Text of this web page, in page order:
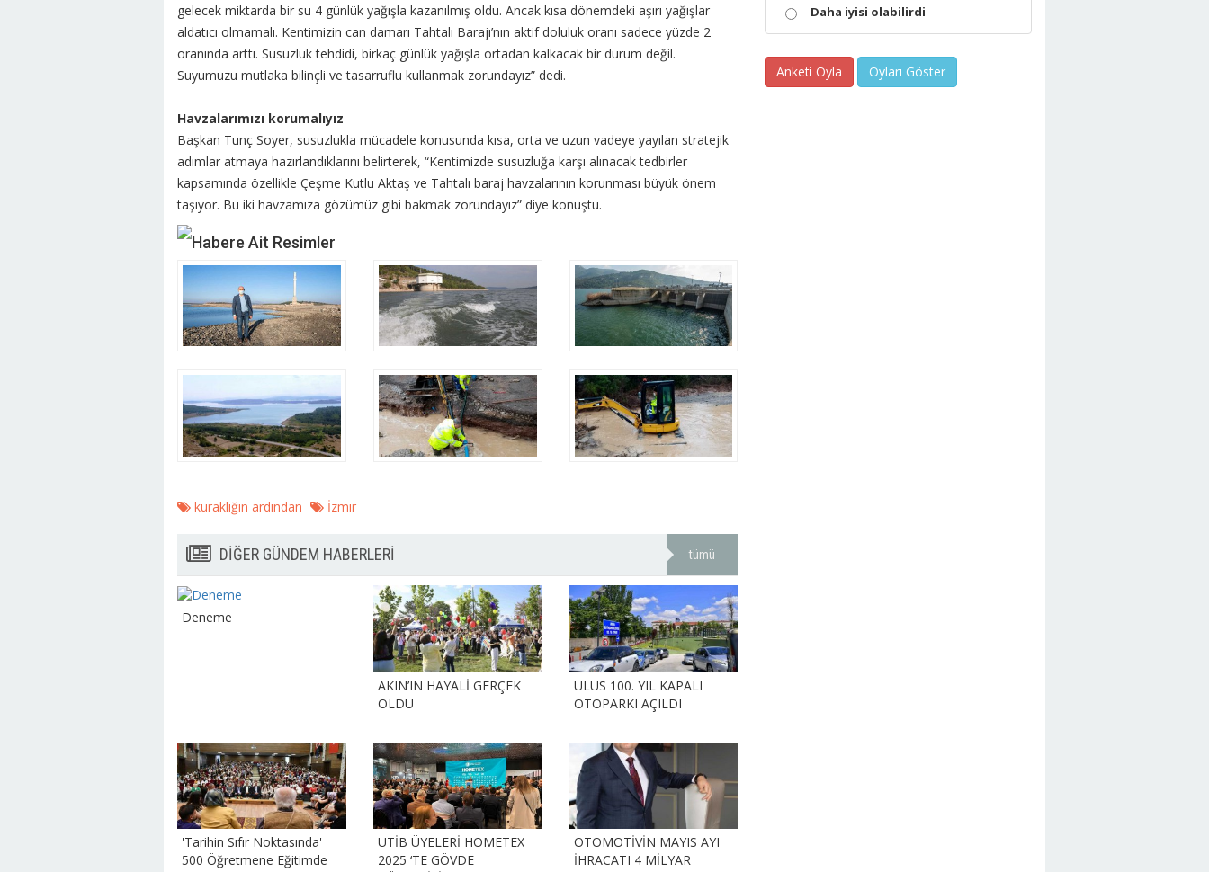
gelecek miktarda bir su 4 günlük yağışla kazanılmış oldu. Ancak kısa dönemdeki aşırı yağışlar
aldatıcı olmamalı. Kentimizin can damarı Tahtalı Barajı’nın aktif doluluk oranı sadece yüzde 2
oranında arttı. Susuzluk tehdidi, birkaç günlük yağışla ortadan kalkacak bir durum değil.
Suyumuzu mutlaka bilinçli ve tasarruflu kullanmak zorundayız” dedi.
Havzalarımızı korumalıyız
Başkan Tunç Soyer, susuzlukla mücadele konusunda kısa, orta ve uzun vadeye yayılan stratejik
adımlar atmaya hazırlandıklarını belirterek, “Kentimizde susuzluğa karşı alınacak tedbirler
kapsamında özellikle Çeşme Kutlu Aktaş ve Tahtalı baraj havzalarının korunması büyük önem
taşıyor. Bu iki havzamıza gözümüz gibi bakmak zorundayız” diye konuştu.
Habere Ait Resimler
kuraklığın ardından İzmir
DİĞER GÜNDEM HABERLERİ tümü
Deneme
AKIN’IN HAYALİ GERÇEK
OLDU
ULUS 100. YIL KAPALI
OTOPARKI AÇILDI
'Tarihin Sıfır Noktasında'
500 Öğretmene Eğitimde
UTİB ÜYELERİ HOMETEX
2025 ‘TE GÖVDE
OTOMOTİVİN MAYIS AYI
İHRACATI 4 MİLYAR
Daha iyisi olabilirdi
Anketi Oyla Oyları Göster